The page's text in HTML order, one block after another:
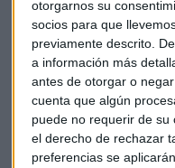
otorgarnos su
socios para que
previamente descrito.
a información más
antes de otorgar o
cuenta que algún
puede no requerir de
el derecho de rechazar
preferencias se
Deuda Ibex